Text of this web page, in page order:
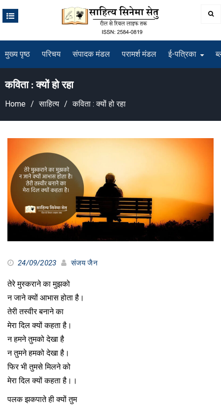
मुख्य पृष्ठ परिचय संपादक मंडल परामर्श मंडल ई-पत्रिका
कविता : क्यों हो रहा
Home साहित्य कविता : क्यों हो रहा
24/09/2023 संजय जैन
तेरे मुस्कराने का मुझको
न जाने क्यों आभास होता है।
तेरी तस्वीर बनाने का
मेरा दिल क्यों कहता है।
न हमने तुमको देखा है
न तुमने हमको देखा है।
फिर भी तुमसे मिलने को
मेरा दिल क्यों कहता है।।
पलक झकपाते ही क्यों तुम